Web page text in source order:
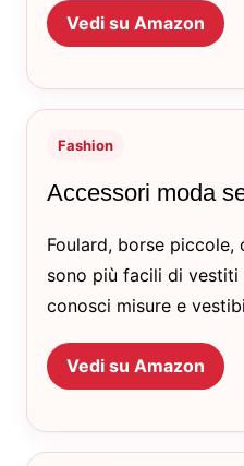
Vedi su Amazon
Fashion
Accessori moda
Foulard, borse piccole,
sono più facili di vestiti
conosci misure e
Vedi su Amazon